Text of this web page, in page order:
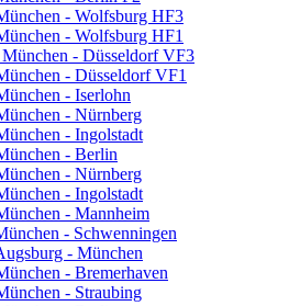
- Wolfsburg HF3
- Wolfsburg HF1
München - Düsseldorf VF3
- Düsseldorf VF1
- Iserlohn
- Nürnberg
- Ingolstadt
- Berlin
- Nürnberg
- Ingolstadt
- Mannheim
- Schwenningen
- München
- Bremerhaven
- Straubing